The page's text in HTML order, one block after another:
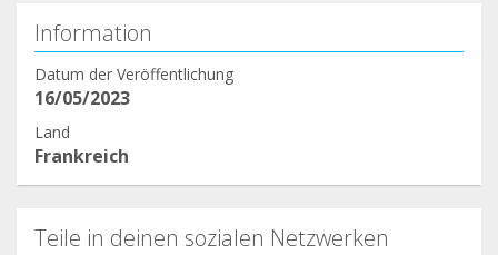
Information
Datum der Veröffentlichung
16/05/2023
Land
Frankreich
Teile in deinen sozialen Netzwerken